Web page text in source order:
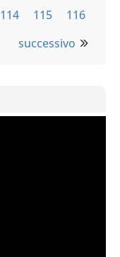
114 115
116
successivo